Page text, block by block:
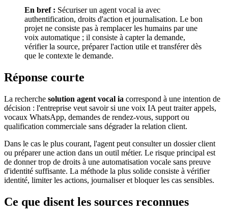
En bref : Sécuriser un agent vocal ia avec
authentification, droits d'action et journalisation. Le bon
projet ne consiste pas à remplacer les humains par une
voix automatique ; il consiste à capter la demande,
vérifier la source, préparer l'action utile et transférer dès
que le contexte le demande.
Réponse courte
La recherche solution agent vocal ia correspond à une intention de
décision : l'entreprise veut savoir si une voix IA peut traiter appels,
vocaux WhatsApp, demandes de rendez-vous, support ou
qualification commerciale sans dégrader la relation client.
Dans le cas le plus courant, l'agent peut consulter un dossier client
ou préparer une action dans un outil métier. Le risque principal est
de donner trop de droits à une automatisation vocale sans preuve
d'identité suffisante. La méthode la plus solide consiste à vérifier
identité, limiter les actions, journaliser et bloquer les cas sensibles.
Ce que disent les sources reconnues